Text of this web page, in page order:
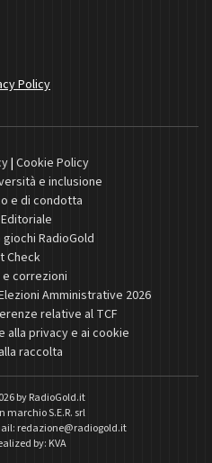
Policy
| Cookie Policy
e inclusione
e di condotta
RadioGold
Check
correzioni
Amministrative 2026
relative al TCF
alla privacy e ai cookie
raccolta
byRadioGold.it
marchio S.E.R. srl
redazione@radiogold.it
by: KVA